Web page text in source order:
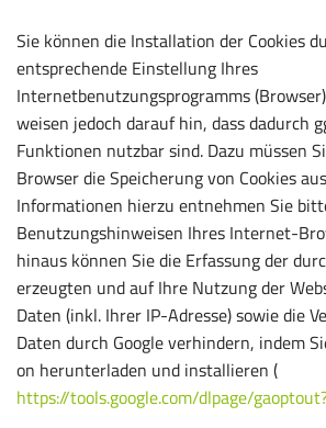
Sie können die Installation der Cookies
entsprechende Einstellung Ihres
Internetbenutzungsprogramms
weisen jedoch darauf hin, dass dadurch
Funktionen nutzbar sind. Dazu müssen
Browser die Speicherung von Cookies
Informationen hierzu entnehmen Sie
Benutzungshinweisen Ihres Internet-
hinaus können Sie die Erfassung der
erzeugten und auf Ihre Nutzung der
Daten (inkl. Ihrer IP-Adresse) sowie die
Daten durch Google verhindern, indem
on herunterladen und installieren (
https://tools.google.com/dlpage/